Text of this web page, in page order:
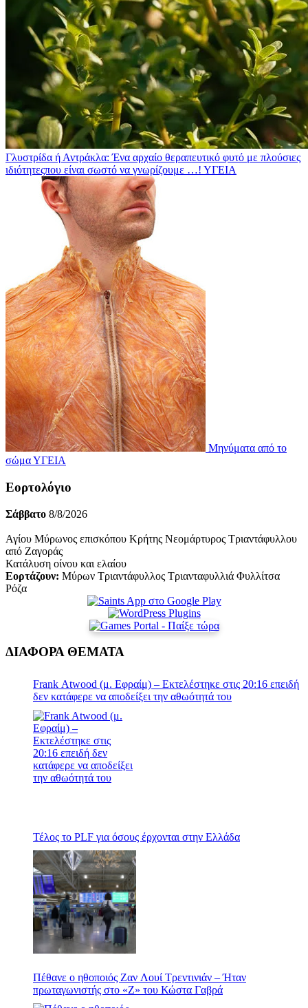
Γλυστρίδα ή Αντράκλα: Ένα αρχαίο θεραπευτικό φυτό με πλούσιες
ιδιότητεςπου είναι σωστό να γνωρίζουμε …! ΥΓΕΙΑ
Μηνύματα από το
σώμαΥΓΕΙΑ
Εορτολόγιο
Σάββατο 8/8/2026
Αγίου Μύρωνος επισκόπου Κρήτης Νεομάρτυρος Τριαντάφυλλου
από Ζαγοράς
Κατάλυση οίνου και ελαίου
Εορτάζουν: Μύρων Τριαντάφυλλος Τριανταφυλλιά Φυλλίτσα
Ρόζα
ΔΙΑΦΟΡΑ ΘΕΜΑΤΑ
Frank Atwood (μ. Εφραίμ) – Εκτελέστηκε στις 20:16 επειδή
δεν κατάφερε να αποδείξει την αθωότητά του
Τέλος το PLF για όσους έρχονται στην Ελλάδα
Πέθανε ο ηθοποιός Ζαν Λουί Τρεντινιάν – Ήταν
πρωταγωνιστής στο «Ζ» του Κώστα Γαβρά